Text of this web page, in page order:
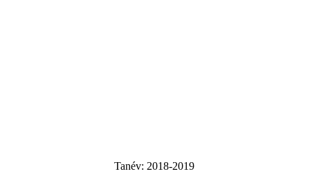
Tanév: 2018-2019